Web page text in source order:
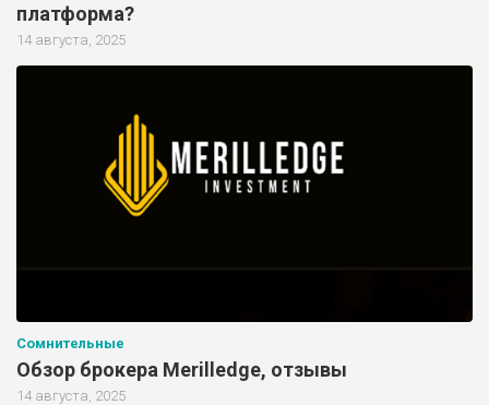
платформа?
14 августа, 2025
Сомнительные
Обзор брокера Merilledge, отзывы
14 августа, 2025